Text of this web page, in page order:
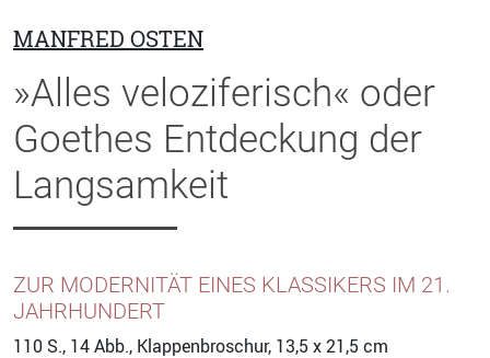
MANFRED OSTEN
»Alles veloziferisch« oder
Goethes Entdeckung der
Langsamkeit
ZUR MODERNITÄT EINES KLASSIKERS IM 21.
JAHRHUNDERT
110 S., 14 Abb., Klappenbroschur, 13,5 x 21,5 cm